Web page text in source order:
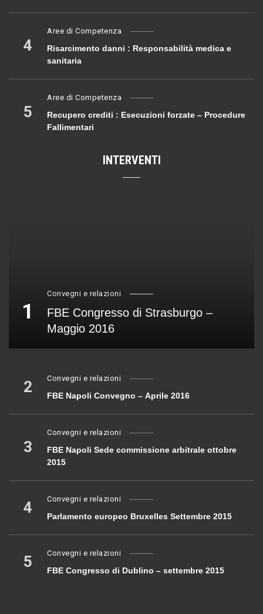
4
Aree di Competenza
Risarcimento danni : Responsabilità medica e
sanitaria
5
Aree di Competenza
Recupero crediti : Esecuzioni forzate – Procedure
Fallimentari
INTERVENTI
1
Convegni e relazioni
FBE Congresso di Strasburgo –
Maggio 2016
2 Convegni e relazioni
FBE Napoli Convegno – Aprile 2016
3
Convegni e relazioni
FBE Napoli Sede commissione arbitrale ottobre
2015
4 Convegni e relazioni
Parlamento europeo Bruxelles Settembre 2015
5 Convegni e relazioni
FBE Congresso di Dublino – settembre 2015